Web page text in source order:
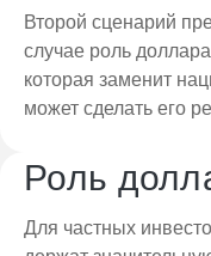
Второй сценарий
случае роль
которая заменит
может сделать его
Роль
Для частных